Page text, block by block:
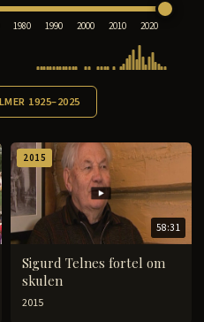
1980 1990 2000 2010 2020
1925–2025
2015
58:31
Sigurd Telnes fortel om
skulen
2015